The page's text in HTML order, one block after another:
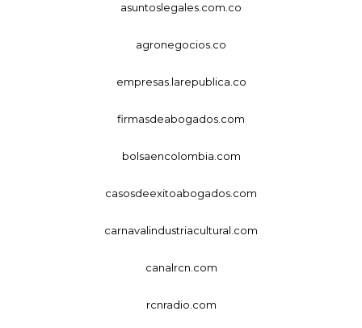
asuntoslegales.com.co
agronegocios.co
empresas.larepublica.co
firmasdeabogados.com
bolsaencolombia.com
casosdeexitoabogados.com
carnavalindustriacultural.com
canalrcn.com
rcnradio.com